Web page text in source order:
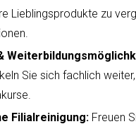
Lieblingsprodukte zu
Sie sich fachlich
Filialreinigung: Freuen